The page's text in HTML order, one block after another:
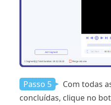
Passo 5
Com todas
concluídas, clique no